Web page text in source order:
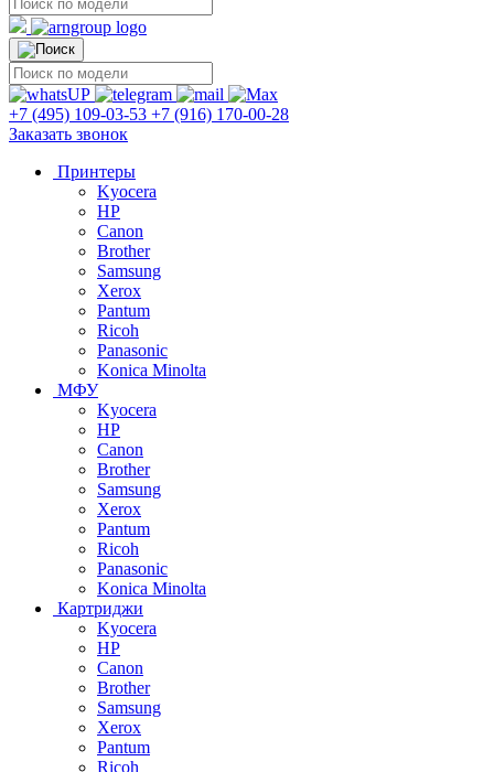
+7 (495) 109-03-53 +7 (916) 170-00-28
Заказать звонок
Принтеры
Kyocera
HP
Canon
Brother
Samsung
Xerox
Pantum
Ricoh
Panasonic
Konica Minolta
МФУ
Kyocera
HP
Canon
Brother
Samsung
Xerox
Pantum
Ricoh
Panasonic
Konica Minolta
Картриджи
Kyocera
HP
Canon
Brother
Samsung
Xerox
Pantum
Ricoh